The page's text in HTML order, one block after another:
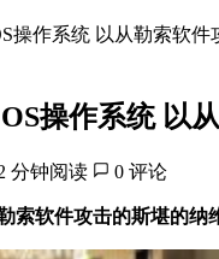
操作系统 以从勒索软件
操作系统 以
分钟阅读 0 评论
索软件攻击的斯堪的